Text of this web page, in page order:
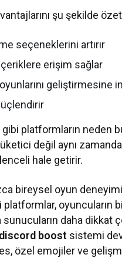
şu şekilde
seçeneklerini artırır
erişim sağlar
geliştirmesine
platformların neden
değil aynı
hale getirir.
bireysel oyun
oyuncuların
sunucuların daha
discord boost sistemi
özel emojiler ve